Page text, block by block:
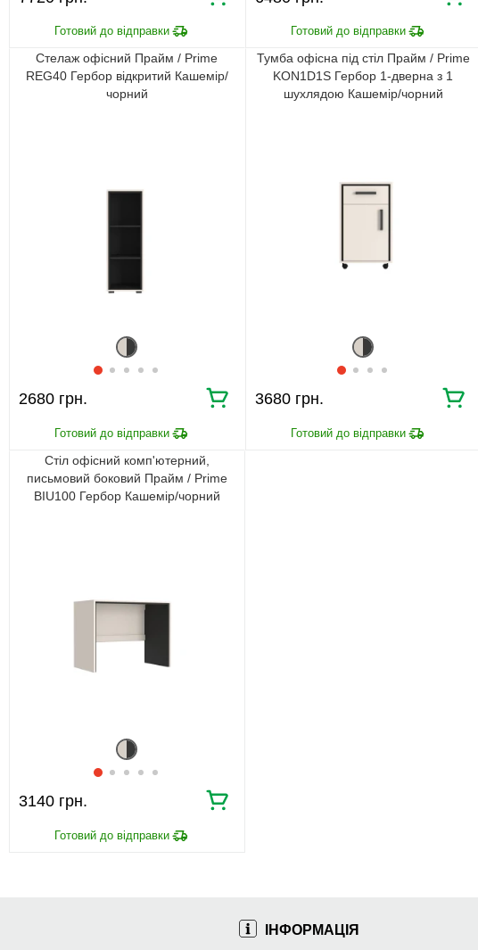
Стелаж офісний Прайм / Prime
REG40 Гербор відкритий Кашемір/
чорний
2680 грн.
Тумба офісна під стіл Прайм / Prime
KON1D1S Гербор 1-дверна з 1
шухлядою Кашемір/чорний
3680 грн.
Стіл офісний комп'ютерний,
письмовий боковий Прайм / Prime
BIU100 Гербор Кашемір/чорний
3140 грн.
ІНФОРМАЦІЯ